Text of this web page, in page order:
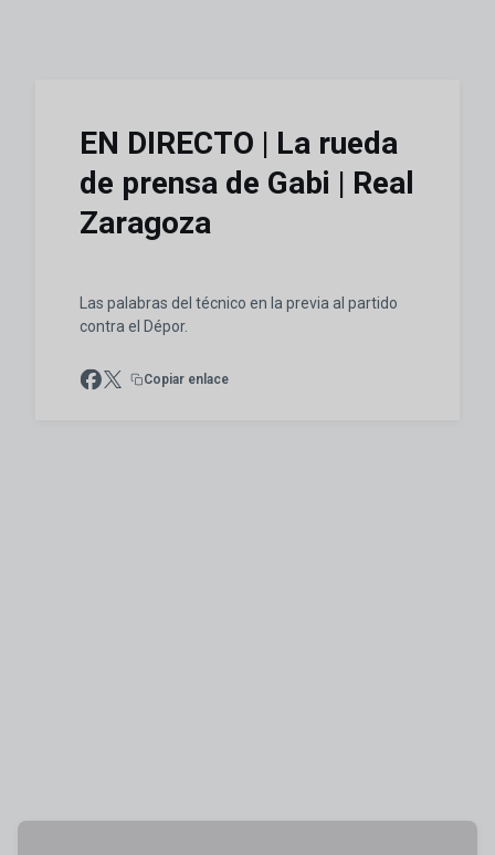
EN DIRECTO | La rueda
de prensa de Gabi | Real
Zaragoza
Las palabras del técnico en la previa al partido
contra el Dépor.
Copiar enlace